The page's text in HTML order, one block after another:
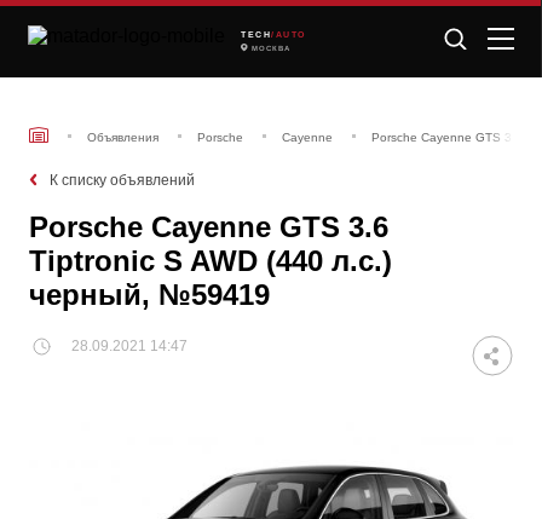
TECH /AUTO
МОСКВА
Объявления Porsche Cayenne Porsche Cayenne GTS 3.6
К списку объявлений
Porsche Cayenne GTS 3.6
Tiptronic S AWD (440 л.с.)
черный, №59419
28.09.2021 14:47